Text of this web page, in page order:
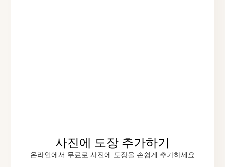
사진에 도장 추가하기
온라인에서 무료로 사진에 도장을 손쉽게 추가하세요